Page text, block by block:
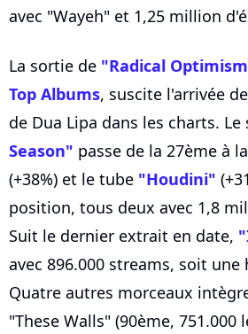
avec "Wayeh" et 1,25 million
La sortie de "Radical
Top Albums, suscite l'arrivée
de Dua Lipa dans les charts. Le
Season" passe de la 27ème à
(+38%) et le tube "Houdini"
position, tous deux avec 1,8
Suit le dernier extrait en date,
avec 896.000 streams, soit une
Quatre autres morceaux
"These Walls" (90ème, 751.000